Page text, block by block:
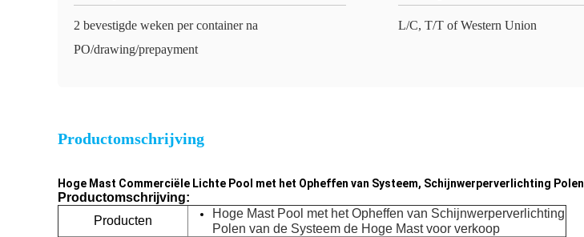
2 bevestigde weken per container na
PO/drawing/prepayment
L/C, T/T of Western Union
Productomschrijving
Hoge Mast Commerciële Lichte Pool met het Opheffen van Systeem, Schijnwerperverlichting Polen
Productomschrijving:
Producten
Hoge Mast Pool met het Opheffen van Schijnwerperverlichting
Polen van de Systeem de Hoge Mast voor verkoop